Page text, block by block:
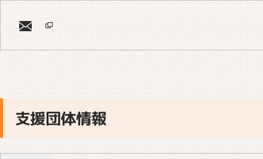
支援団体情報